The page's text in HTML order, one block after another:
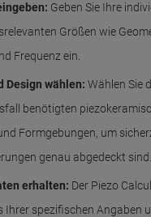
Geben Sie Ihre
Größen wie
Frequenz ein.
Design wählen: Wählen Sie
benötigten
Formgebungen, um
genau abgedeckt sind.
erhalten: Der Piezo
Ihrer spezifischen Angaben